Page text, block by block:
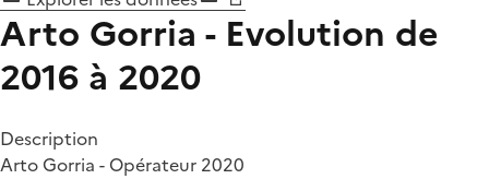
Arto Gorria - Evolution de
2016 à 2020
Description
Arto Gorria - Opérateur 2020